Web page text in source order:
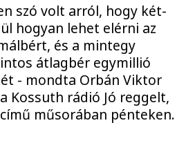
szó volt arról, hogy két-
hogyan lehet elérni az
és a mintegy
átlagbér egymillió
- mondta Orbán Viktor
Kossuth rádió Jó reggelt,
műsorában pénteken.